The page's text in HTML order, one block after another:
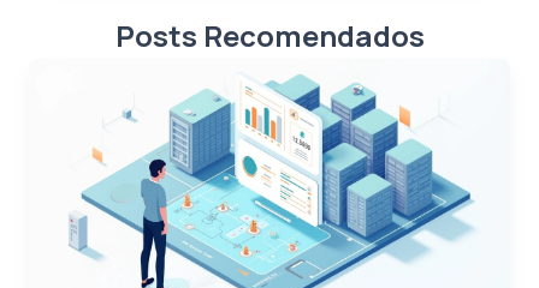
Posts Recomendados